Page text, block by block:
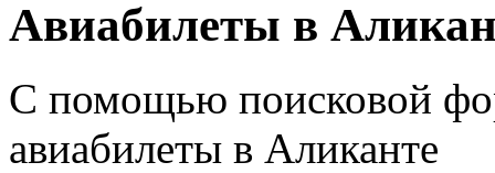
Авиабилеты в
С помощью поисковой
авиабилеты в Аликанте